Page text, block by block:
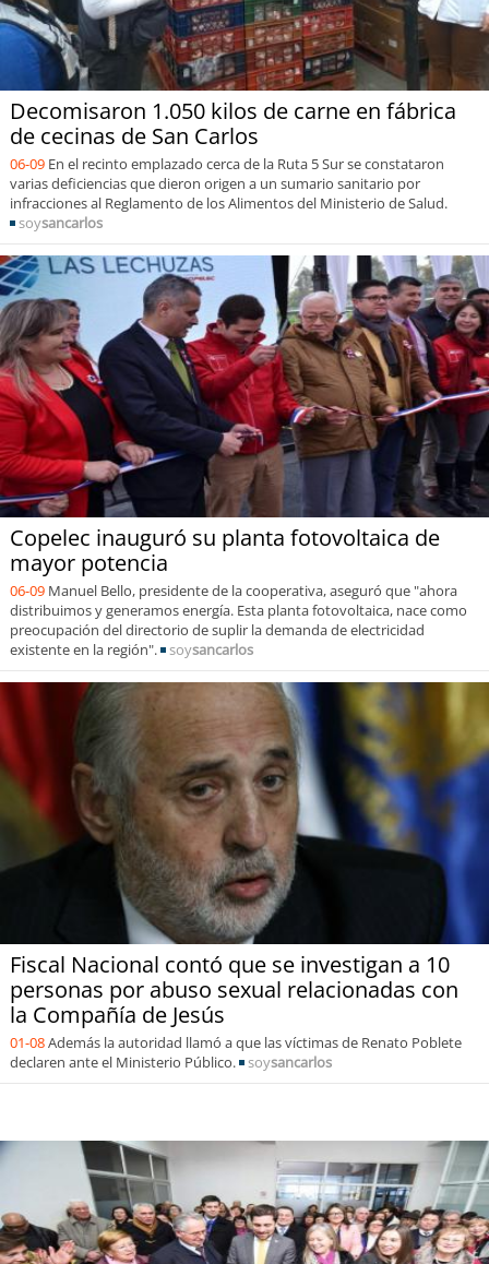
Decomisaron 1.050 kilos de carne en fábrica
de cecinas de San Carlos
06-09 En el recinto emplazado cerca de la Ruta 5 Sur se constataron
varias deficiencias que dieron origen a un sumario sanitario por
infracciones al Reglamento de los Alimentos del Ministerio de Salud.
soysancarlos
Copelec inauguró su planta fotovoltaica de
mayor potencia
06-09 Manuel Bello, presidente de la cooperativa, aseguró que "ahora
distribuimos y generamos energía. Esta planta fotovoltaica, nace como
preocupación del directorio de suplir la demanda de electricidad
existente en la región".
soysancarlos
Fiscal Nacional contó que se investigan a 10
personas por abuso sexual relacionadas con
la Compañía de Jesús
01-08Además la autoridad llamó a que las víctimas de Renato Poblete
declaren ante el Ministerio Público.
soysancarlos